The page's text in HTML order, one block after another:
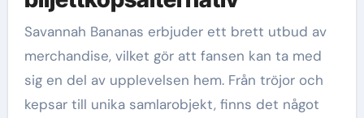
Savannah Bananas erbjuder ett brett utbud av
merchandise, vilket gör att fansen kan ta med
sig en del av upplevelsen hem. Från tröjor och
kepsar till unika samlarobjekt, finns det något